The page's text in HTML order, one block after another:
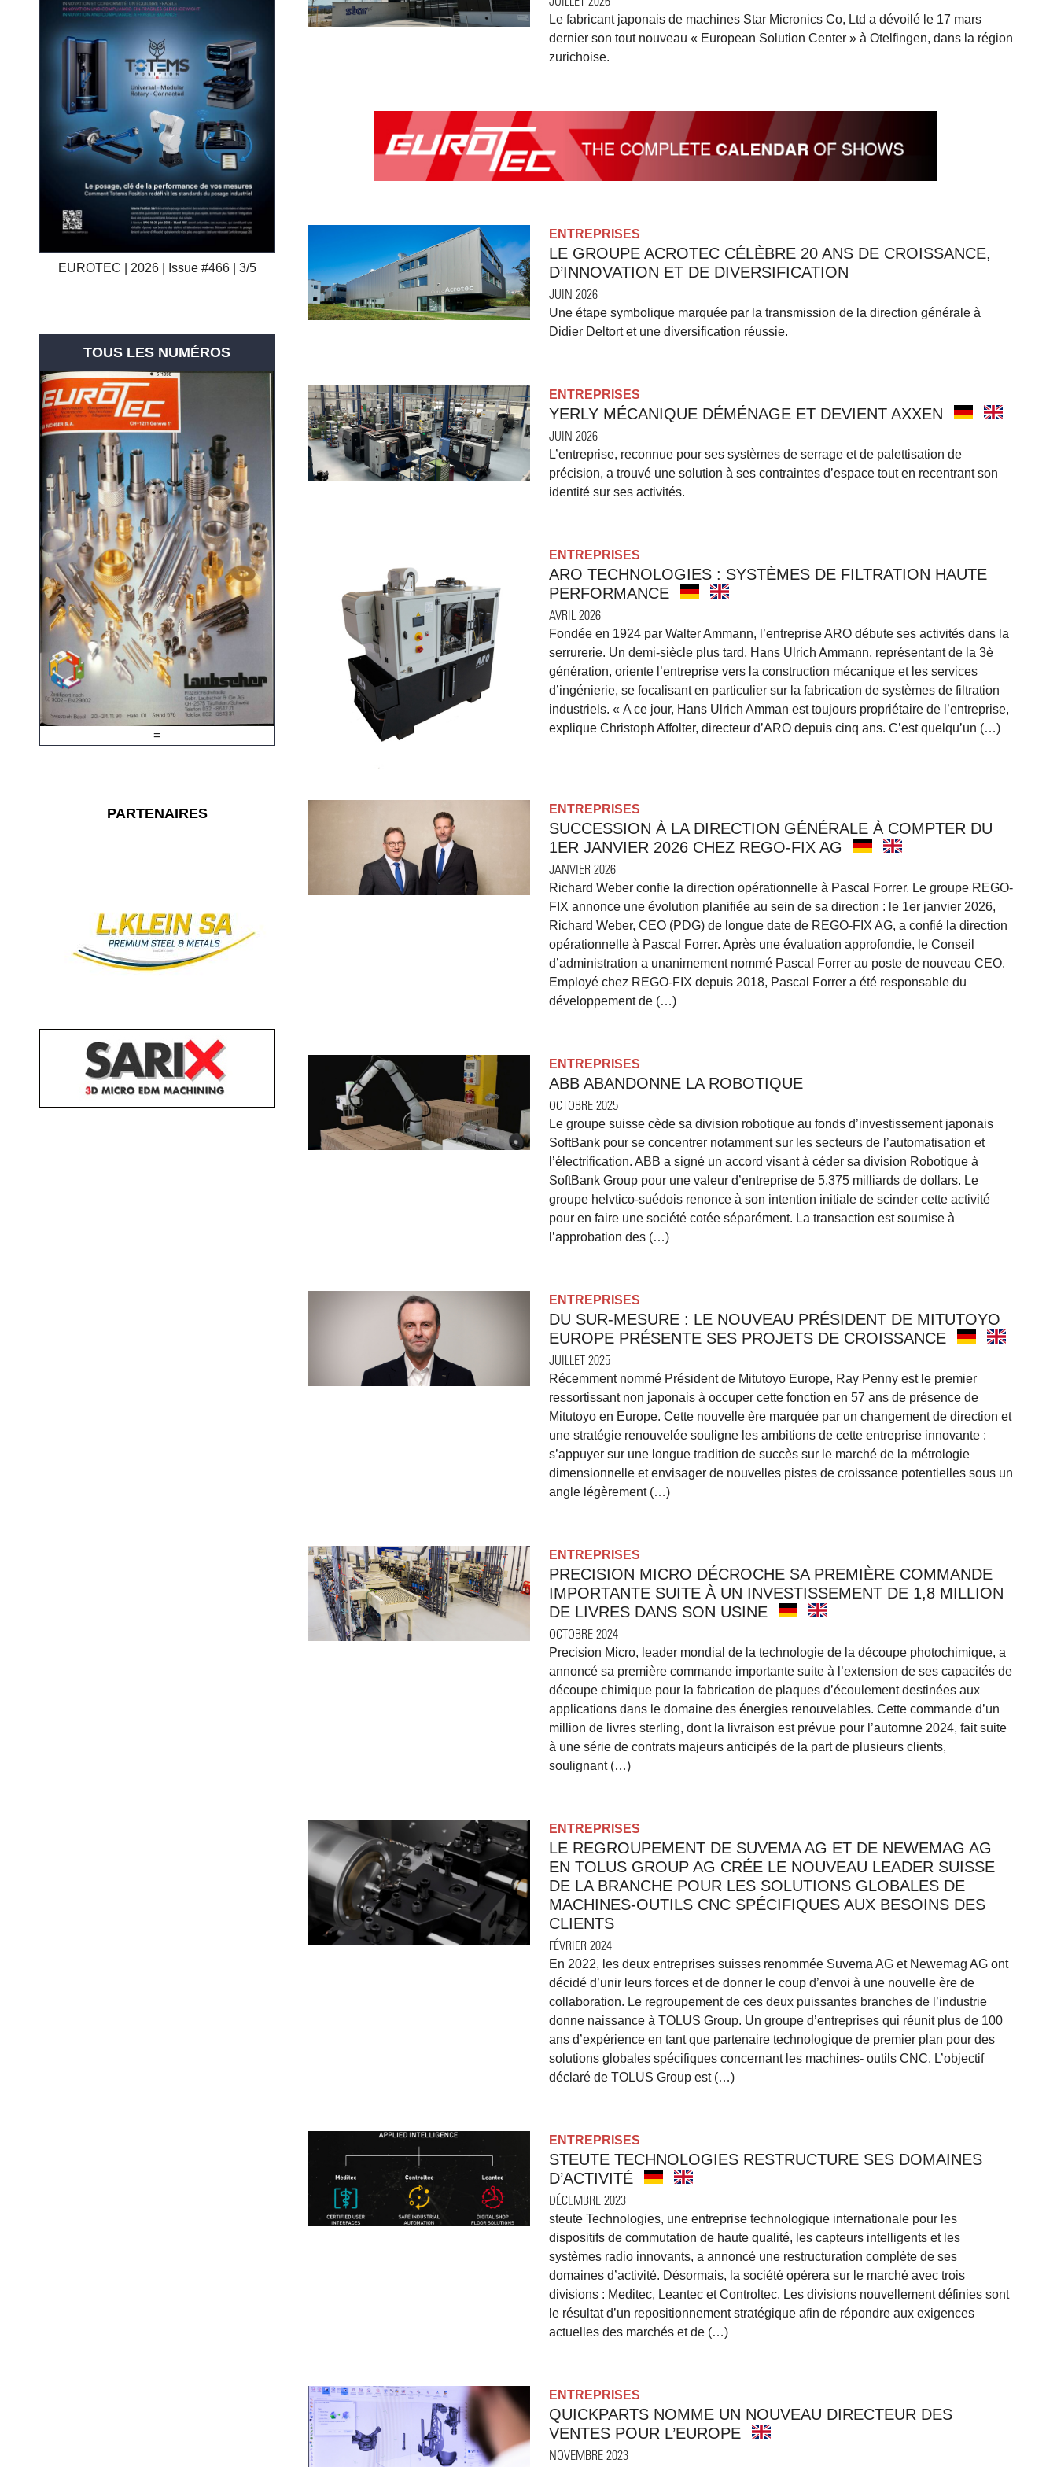
EUROTEC | 2026 | Issue #466 | 3/5
TOUS LES NUMÉROS
=
PARTENAIRES
Le fabricant japonais de machines Star Micronics Co, Ltd a dévoilé le 17 mars
dernier son tout nouveau « European Solution Center » à Otelfingen, dans la région
zurichoise.
ENTREPRISES
LE GROUPE ACROTEC CÉLÈBRE 20 ANS DE CROISSANCE,
D’INNOVATION ET DE DIVERSIFICATION
JUIN 2026
Une étape symbolique marquée par la transmission de la direction générale à
Didier Deltort et une diversification réussie.
ENTREPRISES
YERLY MÉCANIQUE DÉMÉNAGE ET DEVIENT AXXEN
JUIN 2026
L’entreprise, reconnue pour ses systèmes de serrage et de palettisation de
précision, a trouvé une solution à ses contraintes d’espace tout en recentrant son
identité sur ses activités.
ENTREPRISES
ARO TECHNOLOGIES : SYSTÈMES DE FILTRATION HAUTE
PERFORMANCE
AVRIL 2026
Fondée en 1924 par Walter Ammann, l’entreprise ARO débute ses activités dans la
serrurerie. Un demi-siècle plus tard, Hans Ulrich Ammann, représentant de la 3è
génération, oriente l’entreprise vers la construction mécanique et les services
d’ingénierie, se focalisant en particulier sur la fabrication de systèmes de filtration
industriels. « A ce jour, Hans Ulrich Amman est toujours propriétaire de l’entreprise,
explique Christoph Affolter, directeur d’ARO depuis cinq ans. C’est quelqu’un (…)
ENTREPRISES
SUCCESSION À LA DIRECTION GÉNÉRALE À COMPTER DU
1ER JANVIER 2026 CHEZ REGO-FIX AG
JANVIER 2026
Richard Weber confie la direction opérationnelle à Pascal Forrer. Le groupe REGO-
FIX annonce une évolution planifiée au sein de sa direction : le 1er janvier 2026,
Richard Weber, CEO (PDG) de longue date de REGO-FIX AG, a confié la direction
opérationnelle à Pascal Forrer. Après une évaluation approfondie, le Conseil
d’administration a unanimement nommé Pascal Forrer au poste de nouveau CEO.
Employé chez REGO-FIX depuis 2018, Pascal Forrer a été responsable du
développement de (…)
ENTREPRISES
ABB ABANDONNE LA ROBOTIQUE
OCTOBRE 2025
Le groupe suisse cède sa division robotique au fonds d’investissement japonais
SoftBank pour se concentrer notamment sur les secteurs de l’automatisation et
l’électrification. ABB a signé un accord visant à céder sa division Robotique à
SoftBank Group pour une valeur d’entreprise de 5,375 milliards de dollars. Le
groupe helvtico-suédois renonce à son intention initiale de scinder cette activité
pour en faire une société cotée séparément. La transaction est soumise à
l’approbation des (…)
ENTREPRISES
DU SUR-MESURE : LE NOUVEAU PRÉSIDENT DE MITUTOYO
EUROPE PRÉSENTE SES PROJETS DE CROISSANCE
JUILLET 2025
Récemment nommé Président de Mitutoyo Europe, Ray Penny est le premier
ressortissant non japonais à occuper cette fonction en 57 ans de présence de
Mitutoyo en Europe. Cette nouvelle ère marquée par un changement de direction et
une stratégie renouvelée souligne les ambitions de cette entreprise innovante :
s’appuyer sur une longue tradition de succès sur le marché de la métrologie
dimensionnelle et envisager de nouvelles pistes de croissance potentielles sous un
angle légèrement (…)
ENTREPRISES
PRECISION MICRO DÉCROCHE SA PREMIÈRE COMMANDE
IMPORTANTE SUITE À UN INVESTISSEMENT DE 1,8 MILLION
DE LIVRES DANS SON USINE
OCTOBRE 2024
Precision Micro, leader mondial de la technologie de la découpe photochimique, a
annoncé sa première commande importante suite à l’extension de ses capacités de
découpe chimique pour la fabrication de plaques d’écoulement destinées aux
applications dans le domaine des énergies renouvelables. Cette commande d’un
million de livres sterling, dont la livraison est prévue pour l’automne 2024, fait suite
à une série de contrats majeurs anticipés de la part de plusieurs clients,
soulignant (…)
ENTREPRISES
LE REGROUPEMENT DE SUVEMA AG ET DE NEWEMAG AG
EN TOLUS GROUP AG CRÉE LE NOUVEAU LEADER SUISSE
DE LA BRANCHE POUR LES SOLUTIONS GLOBALES DE
MACHINES-OUTILS CNC SPÉCIFIQUES AUX BESOINS DES
CLIENTS
FÉVRIER 2024
En 2022, les deux entreprises suisses renommée Suvema AG et Newemag AG ont
décidé d’unir leurs forces et de donner le coup d’envoi à une nouvelle ère de
collaboration. Le regroupement de ces deux puissantes branches de l’industrie
donne naissance à TOLUS Group. Un groupe d’entreprises qui réunit plus de 100
ans d’expérience en tant que partenaire technologique de premier plan pour des
solutions globales spécifiques concernant les machines- outils CNC. L’objectif
déclaré de TOLUS Group est (…)
ENTREPRISES
STEUTE TECHNOLOGIES RESTRUCTURE SES DOMAINES
D’ACTIVITÉ
DÉCEMBRE 2023
steute Technologies, une entreprise technologique internationale pour les
dispositifs de commutation de haute qualité, les capteurs intelligents et les
systèmes radio innovants, a annoncé une restructuration complète de ses
domaines d’activité. Désormais, la société opérera sur le marché avec trois
divisions : Meditec, Leantec et Controltec. Les divisions nouvellement définies sont
le résultat d’un repositionnement stratégique afin de répondre aux exigences
actuelles des marchés et de (…)
ENTREPRISES
QUICKPARTS NOMME UN NOUVEAU DIRECTEUR DES
VENTES POUR L’EUROPE
NOVEMBRE 2023